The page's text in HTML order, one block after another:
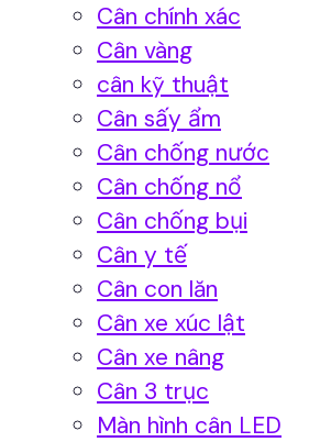
Cân chính xác
Cân vàng
cân kỹ thuật
Cân sấy ẩm
Cân chống nước
Cân chống nổ
Cân chống bụi
Cân y tế
Cân con lăn
Cân xe xúc lật
Cân xe nâng
Cân 3 trục
Màn hình cân LED